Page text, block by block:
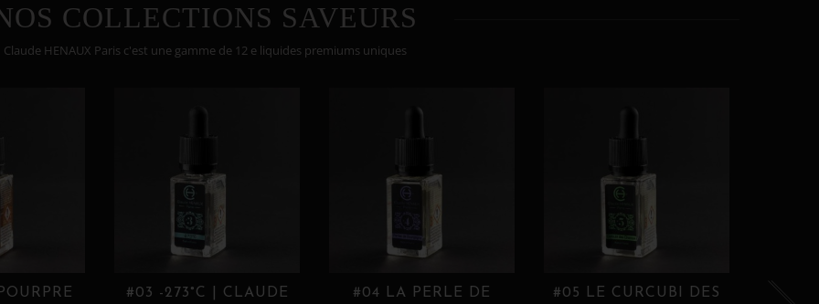
COLLECTIONS SAVEURS
Claude HENAUX Paris c'est une gamme de 12 e liquides premiums uniques
#03 -273°C | CLAUDE
#04 LA PERLE DE
#05 LE CURCUBI DES